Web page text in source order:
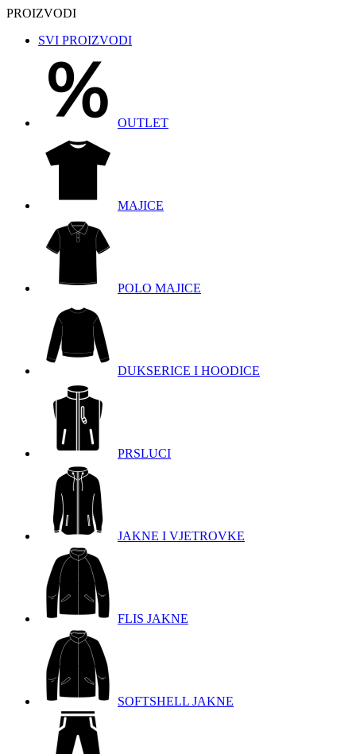
PROIZVODI
SVI PROIZVODI
OUTLET
MAJICE
POLO MAJICE
DUKSERICE I HOODICE
PRSLUCI
JAKNE I VJETROVKE
FLIS JAKNE
SOFTSHELL JAKNE